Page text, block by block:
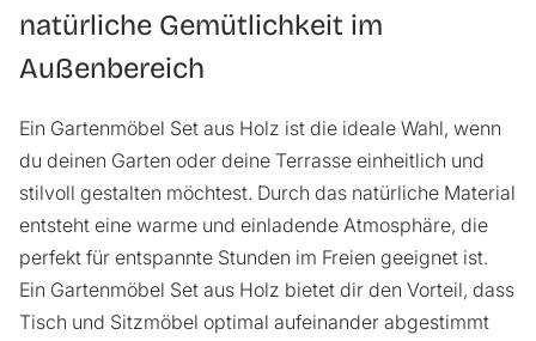
natürliche Gemütlichkeit im
Außenbereich
Ein Gartenmöbel Set aus Holz ist die ideale Wahl, wenn
du deinen Garten oder deine Terrasse einheitlich und
stilvoll gestalten möchtest. Durch das natürliche Material
entsteht eine warme und einladende Atmosphäre, die
perfekt für entspannte Stunden im Freien geeignet ist.
Ein Gartenmöbel Set aus Holz bietet dir den Vorteil, dass
Tisch und Sitzmöbel optimal aufeinander abgestimmt